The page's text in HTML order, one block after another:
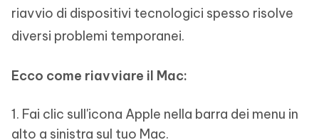
riavvio di dispositivi tecnologici spesso risolve
diversi problemi temporanei.
Ecco come riavviare il Mac:
1. Fai clic sull'icona Apple nella barra dei menu in
alto a sinistra sul tuo Mac.